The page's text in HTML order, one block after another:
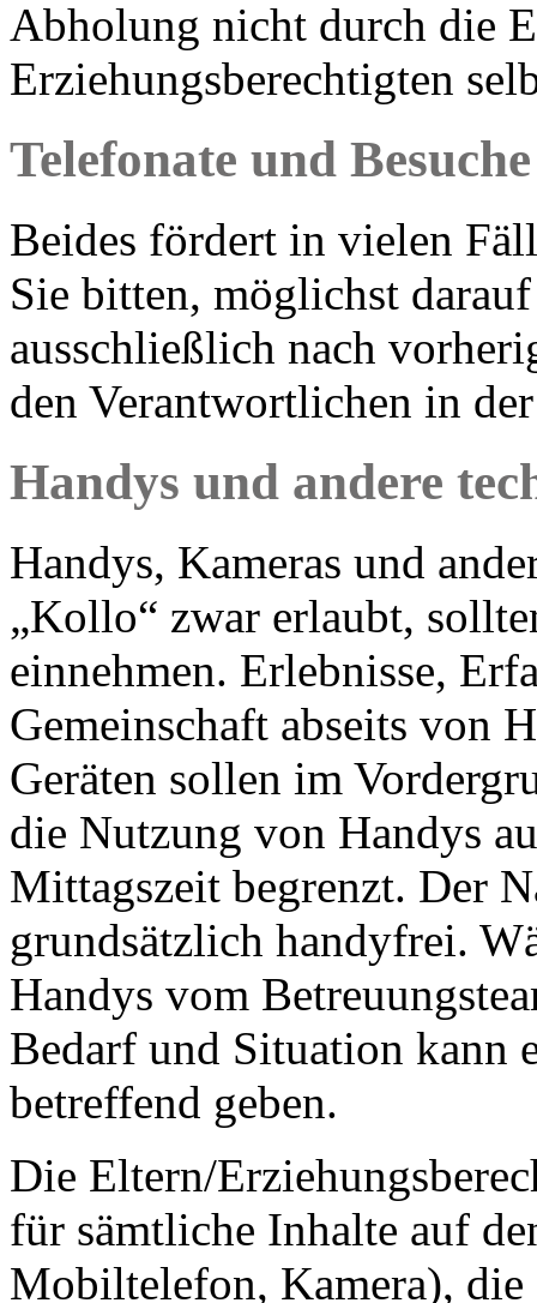
Abholung nicht durch die
Erziehungsberechtigten
Telefonate und Besuche
Beides fördert in vielen
Sie bitten, möglichst
ausschließlich nach
den Verantwortlichen in
Handys und andere
Handys, Kameras und
„Kollo“ zwar erlaubt,
einnehmen. Erlebnisse,
Gemeinschaft abseits von
Geräten sollen im
die Nutzung von Handys
Mittagszeit begrenzt. Der
grundsätzlich handyfrei.
Handys vom
Bedarf und Situation kann
betreffend geben.
Die Eltern/
für sämtliche Inhalte auf
Mobiltelefon, Kamera),